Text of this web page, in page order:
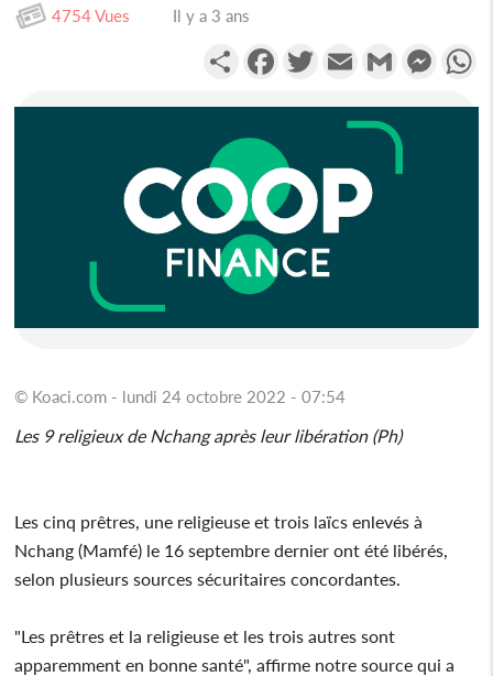
4754 Vues Il y a 3 ans
PartagerFacebookTwitterEmail Gmail
© Koaci.com - lundi 24 octobre 2022 - 07:54
Les 9 religieux de Nchang après leur libération (Ph)
Les cinq prêtres, une religieuse et trois laïcs enlevés à
Nchang (Mamfé) le 16 septembre dernier ont été libérés,
selon plusieurs sources sécuritaires concordantes.
"Les prêtres et la religieuse et les trois autres sont
apparemment en bonne santé", affirme notre source qui a